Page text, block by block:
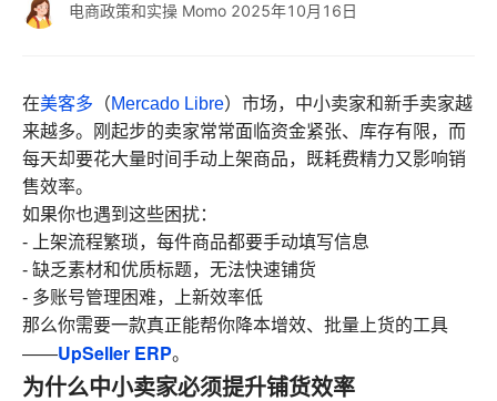
电商政策和实操 Momo 2025年10月16日
在美客多 （Mercado Libre）市场，中小卖家和新手卖家越
来越多。刚起步的卖家常常面临资金紧张、库存有限，而
每天却要花大量时间手动上架商品，既耗费精力又影响销
售效率。
如果你也遇到这些困扰：
- 上架流程繁琐，每件商品都要手动填写信息
- 缺乏素材和优质标题，无法快速铺货
- 多账号管理困难，上新效率低
那么你需要一款真正能帮你降本增效、批量上货的工具
——UpSeller ERP。
为什么中小卖家必须提升铺货效率